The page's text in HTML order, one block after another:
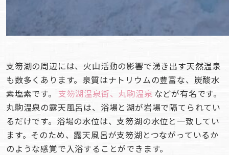
支笏湖の周辺には、火山活動の影響で湧き出す天然温泉
も数多くあります。泉質はナトリウムの豊富な、炭酸水
素塩素です。
支笏湖温泉街、 丸駒温泉 などが有名です。
丸駒温泉の露天風呂は、浴場と湖が岩場で隔てられてい
るだけです。浴場の水位は、支笏湖の水位と一致してい
ます。そのため、露天風呂が支笏湖とつながっているか
のような感覚で入浴することができます。